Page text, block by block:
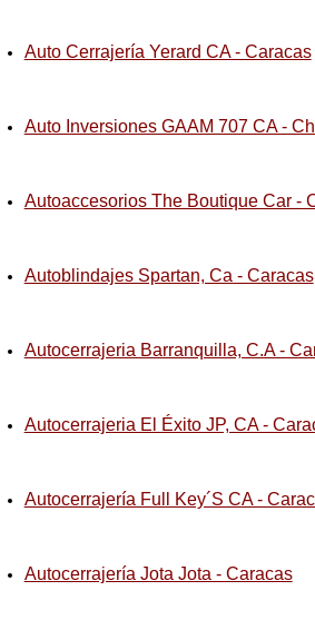
Auto Cerrajería Yerard CA - Caracas
Auto Inversiones GAAM 707 CA -
Autoaccesorios The Boutique Car -
Autoblindajes Spartan, Ca - Caracas
Autocerrajeria Barranquilla, C.A -
Autocerrajeria El Éxito JP, CA -
Autocerrajería Full Key´S CA -
Autocerrajería Jota Jota - Caracas